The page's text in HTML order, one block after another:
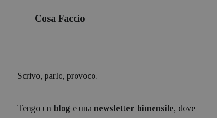
Cosa Faccio
Scrivo, parlo, provoco.
Tengo un blog e una newsletter bimensile, dove